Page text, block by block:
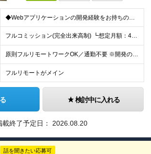
◆Webアプリケーションの開発経験をお持ちの方（年数不問） ◆大卒以上 ◆英語での日常会話ができる方
フルコミッション(完全出来高制) ┗想定月額：40万円～80万円 ┗稼働日数や時間は全て自由。自分のペースで働けます。 【収益モデル】 月20〜40時間稼働：月額15〜30万円 ※試用期間はありませ
原則フルリモートワークOK／通勤不要 ※開発の熱量を共有するため、出社できる範囲にお住まいの方を想定。 ◆オフィス 東京都港区高輪3丁目25-29 Ave.Takanawa 5階エキスパートオフィス
フルリモートがメイン
検討中に入れる
載終了予定日： 2026.08.20
話を聞きたい応募可